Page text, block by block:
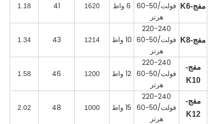
مفج-K6
فولت/50-60
هرتز
6 واط 1620
41
1.18
مفج-K8
220-240
فولت/50-60
هرتز
10 واط 1214
43
1.34
مفج-
K10
220-240
فولت/50-60
هرتز
12 واط 1200
46
1.58
مفج-
K12
220-240
فولت/50-60
هرتز
15 واط 1000
48
2.02